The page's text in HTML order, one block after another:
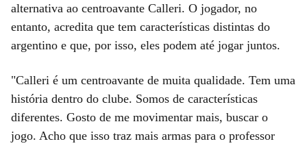
alternativa ao centroavante Calleri. O jogador, no
entanto, acredita que tem características distintas do
argentino e que, por isso, eles podem até jogar juntos.
"Calleri é um centroavante de muita qualidade. Tem uma
história dentro do clube. Somos de características
diferentes. Gosto de me movimentar mais, buscar o
jogo. Acho que isso traz mais armas para o professor